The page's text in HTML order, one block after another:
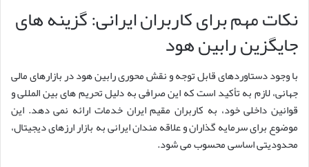
نکات مهم برای کاربران ایرانی: گزینه های
جایگزین رابین هود
با وجود دستاوردهای قابل توجه و نقش محوری رابین هود در بازارهای مالی
جهانی، لازم به تأکید است که این صرافی به دلیل تحریم های بین المللی و
قوانین داخلی خود، به کاربران مقیم ایران خدمات ارائه نمی دهد. این
موضوع برای سرمایه گذاران و علاقه مندان ایرانی به بازار ارزهای دیجیتال،
محدودیتی اساسی محسوب می شود.